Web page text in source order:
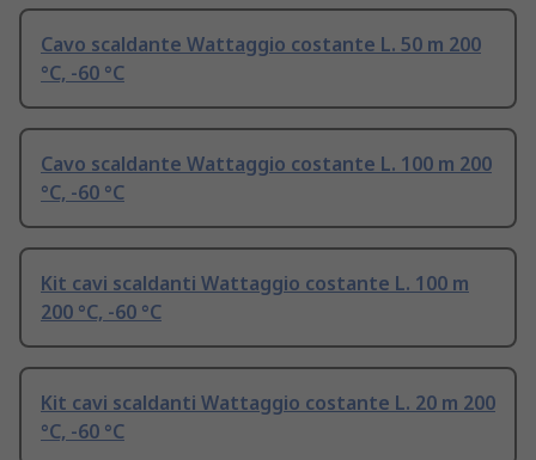
Cavo scaldante Wattaggio costante L. 50 m 200
°C, -60 °C
Cavo scaldante Wattaggio costante L. 100 m 200
°C, -60 °C
Kit cavi scaldanti Wattaggio costante L. 100 m
200 °C, -60 °C
Kit cavi scaldanti Wattaggio costante L. 20 m 200
°C, -60 °C